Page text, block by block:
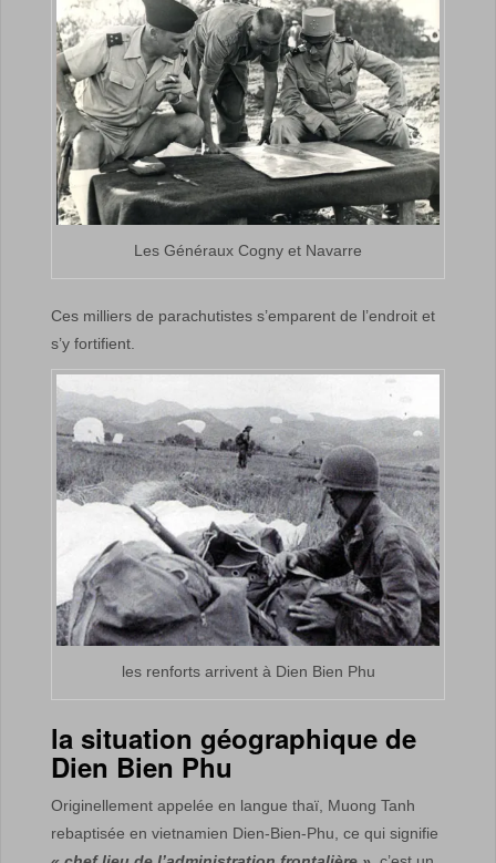
Les Généraux Cogny et Navarre
Ces milliers de parachutistes s’emparent de l’endroit et
s’y fortifient.
les renforts arrivent à Dien Bien Phu
la situation géographique de
Dien Bien Phu
Originellement appelée en langue thaï, Muong Tanh
rebaptisée en vietnamien Dien-Bien-Phu, ce qui signifie